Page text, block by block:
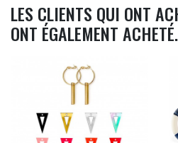
LES CLIENTS QUI ONT
ONT ÉGALEMENT